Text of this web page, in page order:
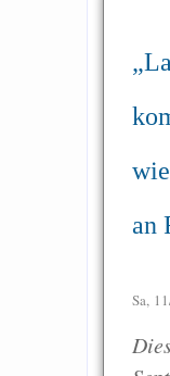
an
Sa,